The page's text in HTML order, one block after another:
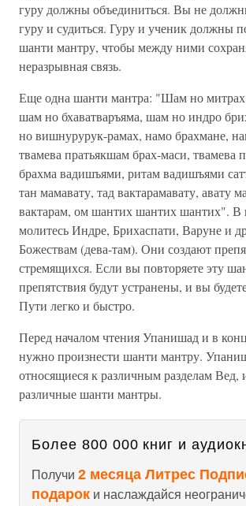
гуру должны объединиться. Вы не
гуру и судиться. Гуру и ученик должны
шанти мантру, чтобы между ними
неразрывная связь.
Еще одна шанти мантра: "Шам но
шам но бхаватваръяма, шам но индро
но вишнурурук-рамах, намо брахмане,
твамева пратьякшам брах-маси, твамева
брахма вадишъями, ритам вадишъями
тан мамавату, тад вактарамавату, авату
вактарам, ом шантих шантих шантих". В
молитесь Индре, Брихаспати, Варуне и
Божествам (дева-там). Они создают
стремящихся. Если вы повторяете эту
препятствия будут устранены, и вы
Пути легко и быстро.
Перед началом чтения Упанишад и в
нужно произнести шанти мантру.
относящиеся к различным разделам Вед,
различные шанти мантры.
Более 800 000 книг и
Получи 2 месяца Литрес
подарок и наслаждайся